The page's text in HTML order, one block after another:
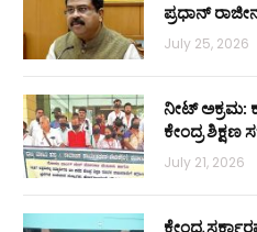
ಪ್ರಧಾನ್
July 25, 2026
ನೀಟ್ ಅಕ್ರಮ:
ಕೇಂದ್ರ
July 21, 2026
ಕೇಂದ್ರ